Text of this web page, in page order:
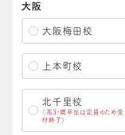
大阪
大阪梅田校
上本町校
北千里校
（高3・既卒生は定員のため受
付終了）